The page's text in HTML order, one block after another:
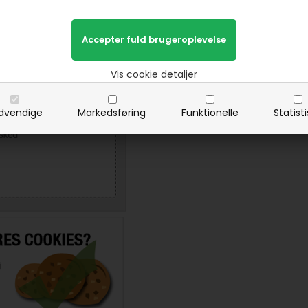
Markedsføring Funktionelle
Vis cookie detaljer